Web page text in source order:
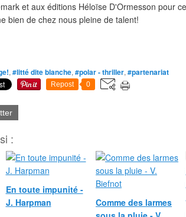
et aux éditions Héloïse D'Ormesson pour
bien de chez nous pleine de talent!
, #litté dite blanche, #polar - thriller, #partenariat
Repost 0
:
En toute impunité -
J. Harpman
Comme des larmes